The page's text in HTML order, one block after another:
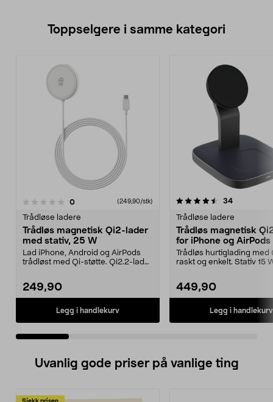
Toppselgere i samme kategori
0anmeldelser (249,90/stk)
Trådløse ladere
Trådløs magnetisk Qi2-lader
med stativ, 25 W
Lad iPhone, Android og AirPods
trådløst med Qi-støtte. Qi2.2-lader
249,90
Legg i handlekurv
4.5 av 5 stjerner 34
Trådløse ladere
Trådløs magnetisk
for iPhone og AirPods
Trådløs hurtiglading med
raskt og enkelt. Stativ 15
449,90
Legg i handlekurv
3.0 av 5 stjerner
Uvanlig gode priser på vanlige ting